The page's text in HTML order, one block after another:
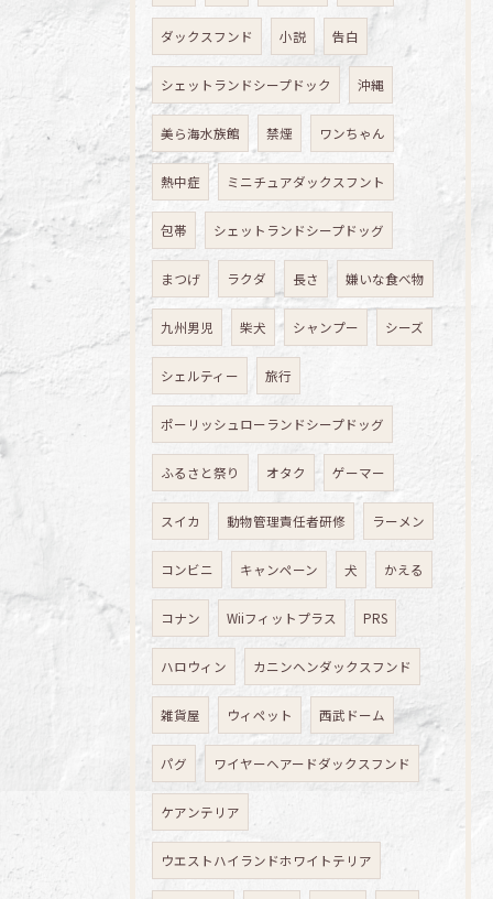
ダックスフンド 小説 告白
シェットランドシープドック 沖縄
美ら海水族館 禁煙 ワンちゃん
熱中症 ミニチュアダックスフント
包帯 シェットランドシープドッグ
まつげ ラクダ 長さ 嫌いな食べ物
九州男児 柴犬 シャンプー シーズ
シェルティー 旅行
ポーリッシュローランドシープドッグ
ふるさと祭り オタク ゲーマー
スイカ 動物管理責任者研修 ラーメン
コンビニ キャンペーン 犬 かえる
コナン Wiiフィットプラス PRS
ハロウィン カニンヘンダックスフンド
雑貨屋 ウィペット 西武ドーム
パグ ワイヤーヘアードダックスフンド
ケアンテリア
ウエストハイランドホワイトテリア